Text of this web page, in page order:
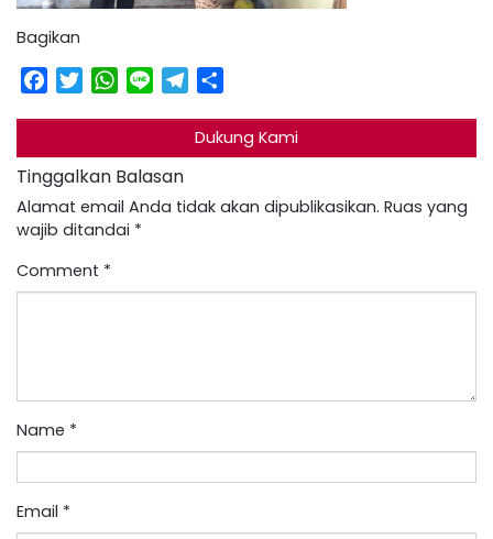
Bagikan
Facebook
TwitterWhatsApp
Line Telegram
Dukung Kami
Tinggalkan Balasan
Alamat email Anda tidak akan dipublikasikan. Ruas yang
wajib ditandai *
Comment *
Name *
Email *